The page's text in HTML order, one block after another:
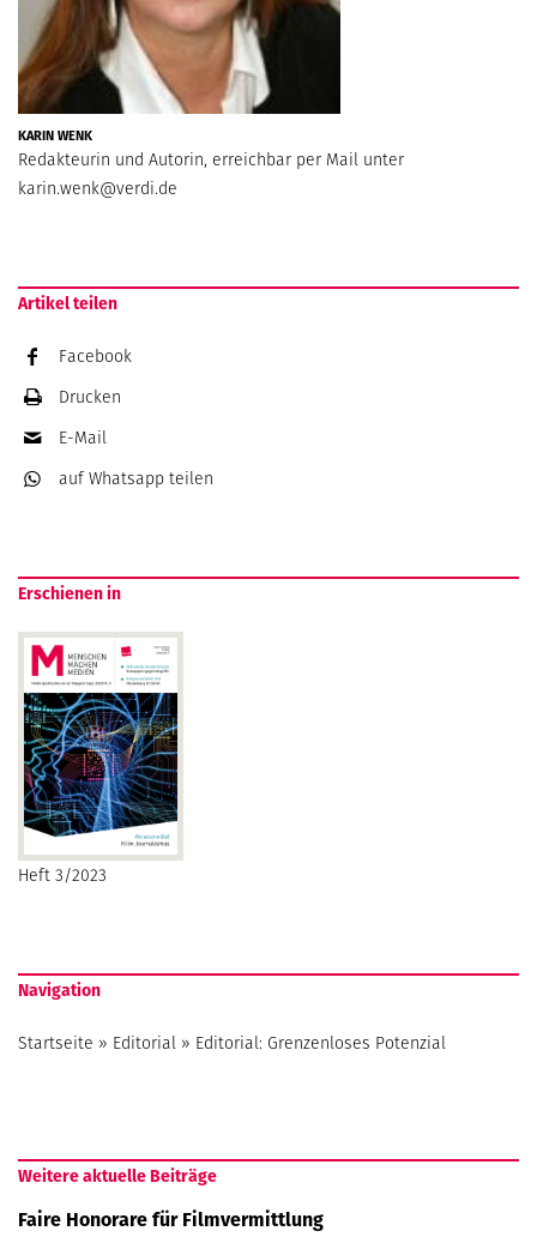
KARIN WENK
Redakteurin und Autorin, erreichbar per Mail unter
karin.wenk@verdi.de
Artikel teilen
Facebook
Drucken
E-Mail
auf Whatsapp teilen
Erschienen in
Heft 3/2023
Navigation
Startseite » Editorial » Editorial: Grenzenloses Potenzial
Weitere aktuelle Beiträge
Faire Honorare für Filmvermittlung